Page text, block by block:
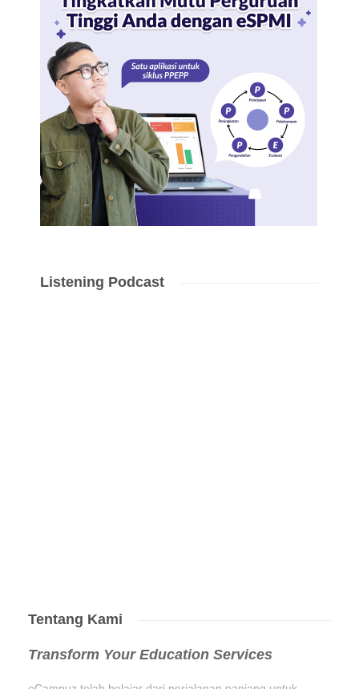
Listening Podcast
Tentang Kami
Transform Your Education Services